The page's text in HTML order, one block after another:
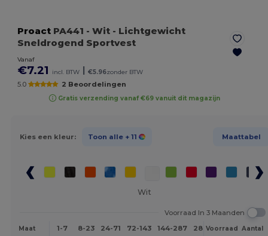
Proact PA441 - Wit - Lichtgewicht
Sneldrogend Sportvest
Vanaf
€7.21 incl. BTW | €5.96zonder BTW
5.0 2 Beoordelingen
Gratis verzending vanaf €69 vanuit dit magazijn
Kies een kleur: Toon alle + 11 Maattabel
Wit
Voorraad In 3 Maanden
Maat 1-7 8-23 24-71 72-143 144-287 288 + Meer
Voorraad Aantal